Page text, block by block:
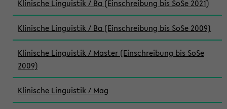
Klinische Linguistik / Ba (Einschreibung bis SoSe 2021)
Klinische Linguistik / Ba (Einschreibung bis SoSe 2009)
Klinische Linguistik / Master (Einschreibung bis SoSe
2009)
Klinische Linguistik / Mag